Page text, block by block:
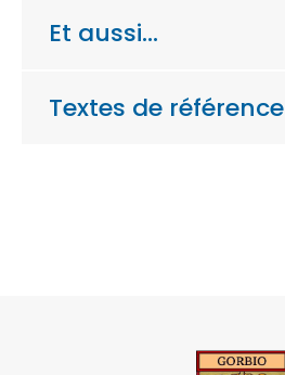
Et aussi…
Textes de référence